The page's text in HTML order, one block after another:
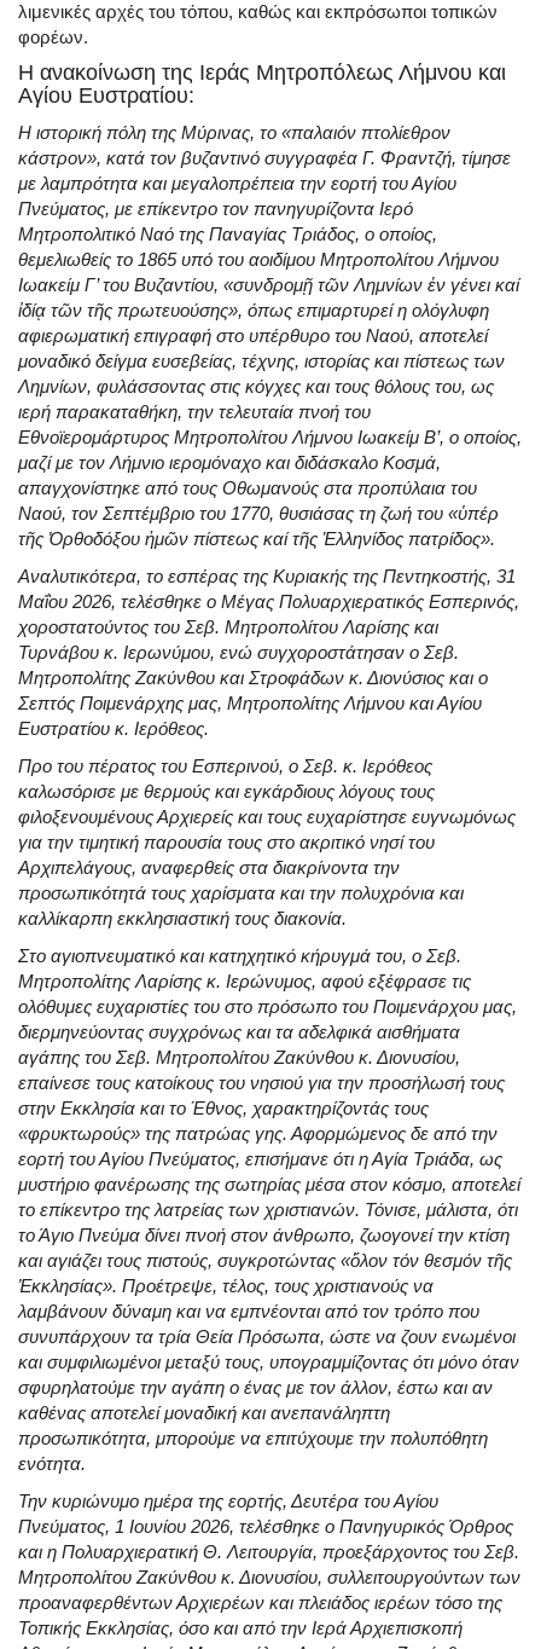
λιμενικές αρχές του τόπου, καθώς και εκπρόσωποι τοπικών
φορέων.
Η ανακοίνωση της Ιεράς Μητροπόλεως Λήμνου και
Αγίου Ευστρατίου:
Η ιστορική πόλη της Μύρινας, το «παλαιόν πτολίεθρον
κάστρον», κατά τον βυζαντινό συγγραφέα Γ. Φραντζή, τίμησε
με λαμπρότητα και μεγαλοπρέπεια την εορτή του Αγίου
Πνεύματος, με επίκεντρο τον πανηγυρίζοντα Ιερό
Μητροπολιτικό Ναό της Παναγίας Τριάδος, ο οποίος,
θεμελιωθείς το 1865 υπό του αοιδίμου Μητροπολίτου Λήμνου
Ιωακείμ Γ’ του Βυζαντίου, «συνδρομῇ τῶν Λημνίων ἐν γένει καί
ἰδίᾳ τῶν τῆς πρωτευούσης», όπως επιμαρτυρεί η ολόγλυφη
αφιερωματική επιγραφή στο υπέρθυρο του Ναού, αποτελεί
μοναδικό δείγμα ευσεβείας, τέχνης, ιστορίας και πίστεως των
Λημνίων, φυλάσσοντας στις κόγχες και τους θόλους του, ως
ιερή παρακαταθήκη, την τελευταία πνοή του
Εθνοϊερομάρτυρος Μητροπολίτου Λήμνου Ιωακείμ Β’, ο οποίος,
μαζί με τον Λήμνιο ιερομόναχο και διδάσκαλο Κοσμά,
απαγχονίστηκε από τους Οθωμανούς στα προπύλαια του
Ναού, τον Σεπτέμβριο του 1770, θυσιάσας τη ζωή του «ὑπέρ
τῆς Ὀρθοδόξου ἡμῶν πίστεως καί τῆς Ἑλληνίδος πατρίδος».
Αναλυτικότερα, το εσπέρας της Κυριακής της Πεντηκοστής, 31
Μαΐου 2026, τελέσθηκε ο Μέγας Πολυαρχιερατικός Εσπερινός,
χοροστατούντος του Σεβ. Μητροπολίτου Λαρίσης και
Τυρνάβου κ. Ιερωνύμου, ενώ συγχοροστάτησαν ο Σεβ.
Μητροπολίτης Ζακύνθου και Στροφάδων κ. Διονύσιος και ο
Σεπτός Ποιμενάρχης μας, Μητροπολίτης Λήμνου και Αγίου
Ευστρατίου κ. Ιερόθεος.
Προ του πέρατος του Εσπερινού, ο Σεβ. κ. Ιερόθεος
καλωσόρισε με θερμούς και εγκάρδιους λόγους τους
φιλοξενουμένους Αρχιερείς και τους ευχαρίστησε ευγνωμόνως
για την τιμητική παρουσία τους στο ακριτικό νησί του
Αρχιπελάγους, αναφερθείς στα διακρίνοντα την
προσωπικότητά τους χαρίσματα και την πολυχρόνια και
καλλίκαρπη εκκλησιαστική τους διακονία.
Στο αγιοπνευματικό και κατηχητικό κήρυγμά του, ο Σεβ.
Μητροπολίτης Λαρίσης κ. Ιερώνυμος, αφού εξέφρασε τις
ολόθυμες ευχαριστίες του στο πρόσωπο του Ποιμενάρχου μας,
διερμηνεύοντας συγχρόνως και τα αδελφικά αισθήματα
αγάπης του Σεβ. Μητροπολίτου Ζακύνθου κ. Διονυσίου,
επαίνεσε τους κατοίκους του νησιού για την προσήλωσή τους
στην Εκκλησία και το Έθνος, χαρακτηρίζοντάς τους
«φρυκτωρούς» της πατρώας γης. Αφορμώμενος δε από την
εορτή του Αγίου Πνεύματος, επισήμανε ότι η Αγία Τριάδα, ως
μυστήριο φανέρωσης της σωτηρίας μέσα στον κόσμο, αποτελεί
το επίκεντρο της λατρείας των χριστιανών. Τόνισε, μάλιστα, ότι
το Άγιο Πνεύμα δίνει πνοή στον άνθρωπο, ζωογονεί την κτίση
και αγιάζει τους πιστούς, συγκροτώντας «ὅλον τόν θεσμόν τῆς
Ἐκκλησίας». Προέτρεψε, τέλος, τους χριστιανούς να
λαμβάνουν δύναμη και να εμπνέονται από τον τρόπο που
συνυπάρχουν τα τρία Θεία Πρόσωπα, ώστε να ζουν ενωμένοι
και συμφιλιωμένοι μεταξύ τους, υπογραμμίζοντας ότι μόνο όταν
σφυρηλατούμε την αγάπη ο ένας με τον άλλον, έστω και αν
καθένας αποτελεί μοναδική και ανεπανάληπτη
προσωπικότητα, μπορούμε να επιτύχουμε την πολυπόθητη
ενότητα.
Την κυριώνυμο ημέρα της εορτής, Δευτέρα του Αγίου
Πνεύματος, 1 Ιουνίου 2026, τελέσθηκε ο Πανηγυρικός Όρθρος
και η Πολυαρχιερατική Θ. Λειτουργία, προεξάρχοντος του Σεβ.
Μητροπολίτου Ζακύνθου κ. Διονυσίου, συλλειτουργούντων των
προαναφερθέντων Αρχιερέων και πλειάδος ιερέων τόσο της
Τοπικής Εκκλησίας, όσο και από την Ιερά Αρχιεπισκοπή